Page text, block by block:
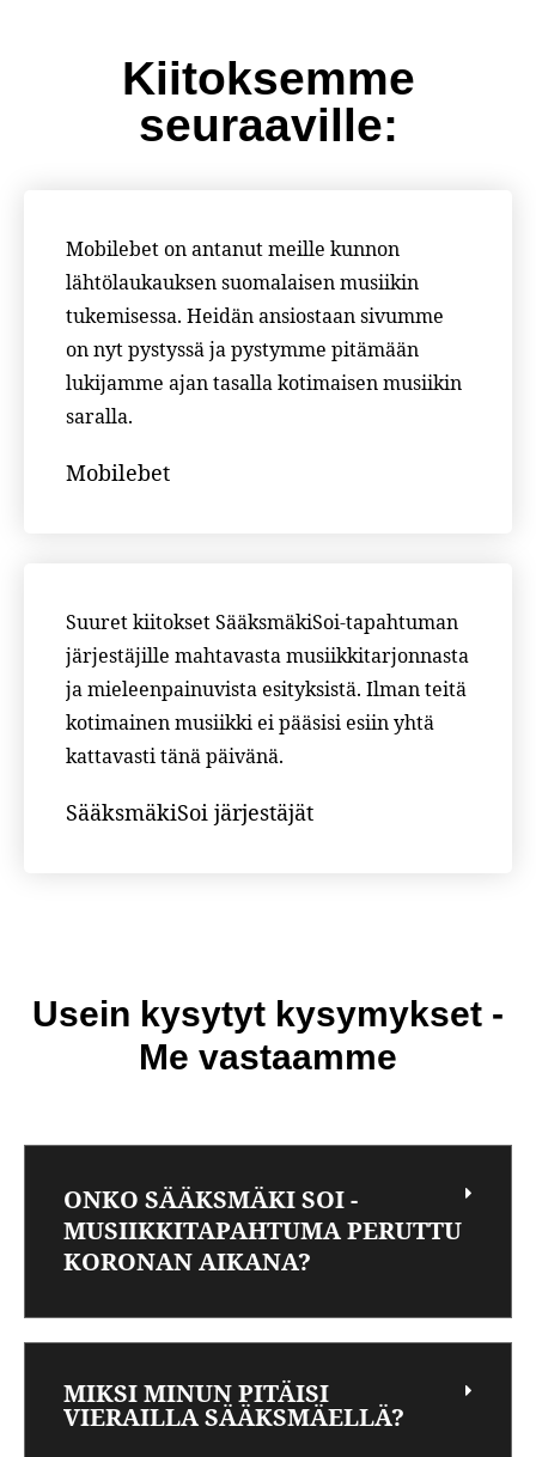
Kiitoksemme
seuraaville:
Mobilebet on antanut meille kunnon
lähtölaukauksen suomalaisen musiikin
tukemisessa. Heidän ansiostaan sivumme
on nyt pystyssä ja pystymme pitämään
lukijamme ajan tasalla kotimaisen musiikin
saralla.
Mobilebet
Suuret kiitokset SääksmäkiSoi-tapahtuman
järjestäjille mahtavasta musiikkitarjonnasta
ja mieleenpainuvista esityksistä. Ilman teitä
kotimainen musiikki ei pääsisi esiin yhtä
kattavasti tänä päivänä.
SääksmäkiSoi järjestäjät
Usein kysytyt kysymykset -
Me vastaamme
ONKO SÄÄKSMÄKI SOI -
MUSIIKKITAPAHTUMA PERUTTU
KORONAN AIKANA?
MIKSI MINUN PITÄISI
VIERAILLA SÄÄKSMÄELLÄ?